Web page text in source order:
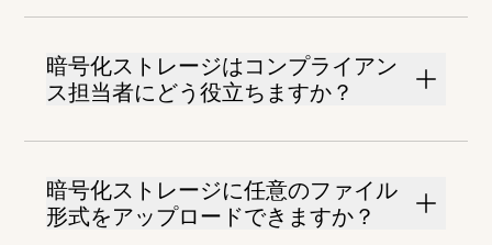
暗号化ストレージはコンプライアン
ス担当者にどう役立ちますか？
暗号化ストレージに任意のファイル
形式をアップロードできますか？